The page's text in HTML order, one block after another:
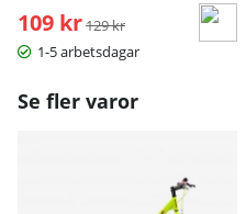
109 kr Ordinarie pris:
129 kr
1-5 arbetsdagar
Se fler varor